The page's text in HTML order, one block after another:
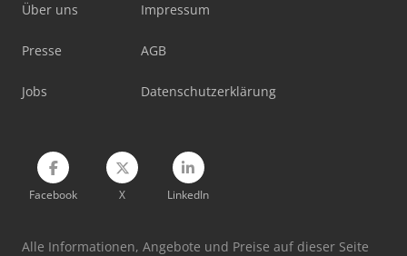
Über uns
Presse
Jobs
Impressum
AGB
Datenschutzerklärung
Facebook X LinkedIn
Alle Informationen, Angebote und Preise auf dieser Seite